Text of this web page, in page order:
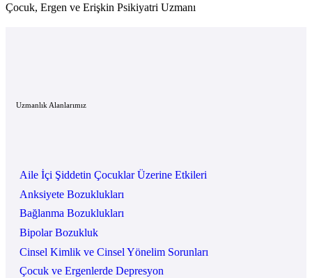
Çocuk, Ergen ve Erişkin Psikiyatri Uzmanı
Uzmanlık Alanlarımız
Aile İçi Şiddetin Çocuklar Üzerine Etkileri
Anksiyete Bozuklukları
Bağlanma Bozuklukları
Bipolar Bozukluk
Cinsel Kimlik ve Cinsel Yönelim Sorunları
Çocuk ve Ergenlerde Depresyon